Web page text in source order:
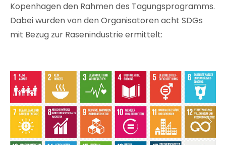
Kopenhagen den Rahmen des Tagungsprogramms.
Dabei wurden von den Organisatoren acht SDGs
mit Bezug zur Rasenindustrie ermittelt: